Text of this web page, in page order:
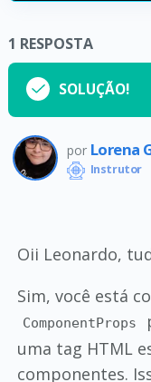
1 RESPOSTA
SOLUÇÃO!
por Lorena
Instrutor
Oii Leonardo,
Sim, você está
ComponentProps
uma tag HTML
componentes.